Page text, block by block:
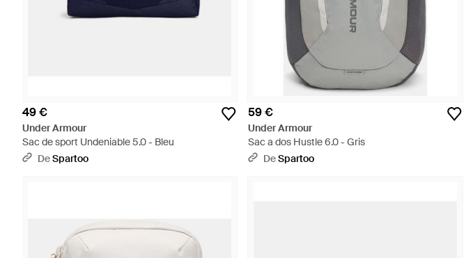
49 €
Under Armour
Sac de sport Undeniable 5.0 - Bleu
DeSpartoo
59 €
Under Armour
Sac a dos Hustle 6.0 - Gris
DeSpartoo